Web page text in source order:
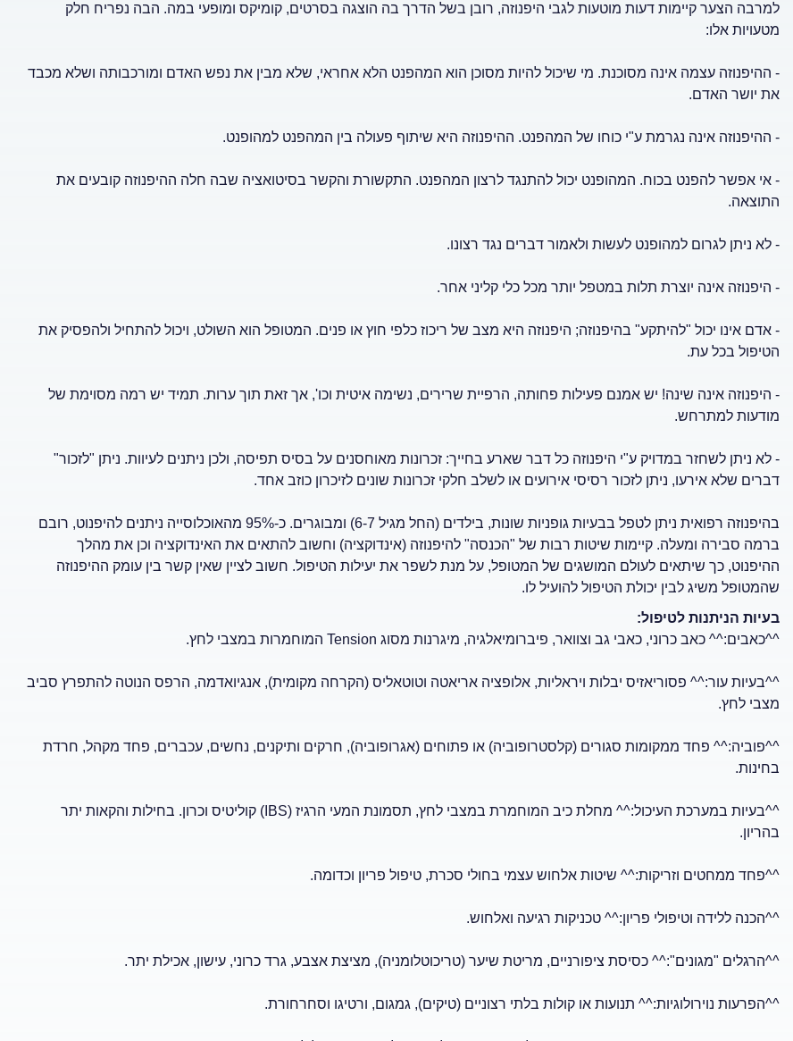
למרבה הצער קיימות דעות מוטעות לגבי היפנוזה, רובן בשל הדרך בה הוצגה בסרטים, קומיקס ומופעי במה. הבה נפריח חלק
מטעויות אלו:
- ההיפנוזה עצמה אינה מסוכנת. מי שיכול להיות מסוכן הוא המהפנט הלא אחראי, שלא מבין את נפש האדם ומורכבותה ושלא מכבד
את יושר האדם.
- ההיפנוזה אינה נגרמת ע"י כוחו של המהפנט. ההיפנוזה היא שיתוף פעולה בין המהפנט למהופנט.
- אי אפשר להפנט בכוח. המהופנט יכול להתנגד לרצון המהפנט. התקשורת והקשר בסיטואציה שבה חלה ההיפנוזה קובעים את
התוצאה.
- לא ניתן לגרום למהופנט לעשות ולאמור דברים נגד רצונו.
- היפנוזה אינה יוצרת תלות במטפל יותר מכל כלי קליני אחר.
- אדם אינו יכול "להיתקע" בהיפנוזה; היפנוזה היא מצב של ריכוז כלפי חוץ או פנים. המטופל הוא השולט, ויכול להתחיל ולהפסיק את
הטיפול בכל עת.
- היפנוזה אינה שינה! יש אמנם פעילות פחותה, הרפיית שרירים, נשימה איטית וכו', אך זאת תוך ערות. תמיד יש רמה מסוימת של
מודעות למתרחש.
- לא ניתן לשחזר במדויק ע"י היפנוזה כל דבר שארע בחייך: זכרונות מאוחסנים על בסיס תפיסה, ולכן ניתנים לעיוות. ניתן "לזכור"
דברים שלא אירעו, ניתן לזכור רסיסי אירועים או לשלב חלקי זכרונות שונים לזיכרון כוזב אחד.
בהיפנוזה רפואית ניתן לטפל בבעיות גופניות שונות, בילדים (החל מגיל 6-7) ומבוגרים. כ-95% מהאוכלוסייה ניתנים להיפנוט, רובם
ברמה סבירה ומעלה. קיימות שיטות רבות של "הכנסה" להיפנוזה (אינדוקציה) וחשוב להתאים את האינדוקציה וכן את מהלך
ההיפנוט, כך שיתאים לעולם המושגים של המטופל, על מנת לשפר את יעילות הטיפול. חשוב לציין שאין קשר בין עומק ההיפנוזה
שהמטופל משיג לבין יכולת הטיפול להועיל לו.
בעיות הניתנות לטיפול:
^^כאבים:^^ כאב כרוני, כאבי גב וצוואר, פיברומיאלגיה, מיגרנות מסוג Tension המוחמרות במצבי לחץ.
^^בעיות עור:^^ פסוריאזיס יבלות ויראליות, אלופציה אריאטה וטוטאליס (הקרחה מקומית), אנגיואדמה, הרפס הנוטה להתפרץ סביב
מצבי לחץ.
^^פוביה:^^ פחד ממקומות סגורים (קלסטרופוביה) או פתוחים (אגרופוביה), חרקים ותיקנים, נחשים, עכברים, פחד מקהל, חרדת
בחינות.
^^בעיות במערכת העיכול:^^ מחלת כיב המוחמרת במצבי לחץ, תסמונת המעי הרגיז (IBS) קוליטיס וכרון. בחילות והקאות יתר
בהריון.
^^פחד ממחטים וזריקות:^^ שיטות אלחוש עצמי בחולי סכרת, טיפול פריון וכדומה.
^^הכנה ללידה וטיפולי פריון:^^ טכניקות רגיעה ואלחוש.
^^הרגלים "מגונים":^^ כסיסת ציפורניים, מריטת שיער (טריכוטלומניה), מציצת אצבע, גרד כרוני, עישון, אכילת יתר.
^^הפרעות נוירולוגיות:^^ תנועות או קולות בלתי רצוניים (טיקים), גמגום, ורטיגו וסחרחורת.